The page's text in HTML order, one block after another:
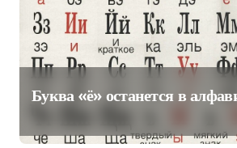
Буква «ё» останется в